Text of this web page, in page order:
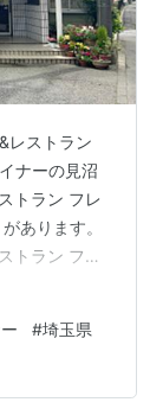
レストラン
ナーの見沼
トラン フレ
あります。
トラン フレ
レンド 店
車場が用意
入ると先客
ーブル席に座
#埼玉県